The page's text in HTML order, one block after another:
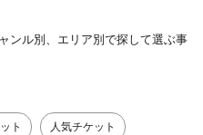
ンル別、エリア別で探して選ぶ事
ト 人気チケット